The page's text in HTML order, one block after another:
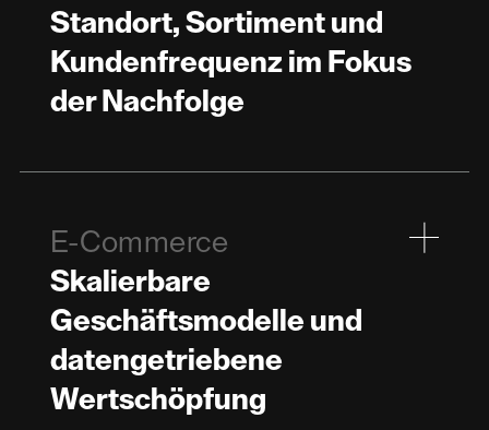
Standort, Sortiment und
Kundenfrequenz im Fokus
der Nachfolge
E-Commerce
Skalierbare
Geschäftsmodelle und
datengetriebene
Wertschöpfung